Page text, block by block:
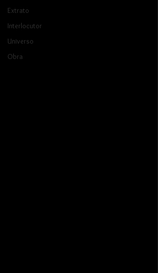
Extrato
Interlocutor
Universo
Obra